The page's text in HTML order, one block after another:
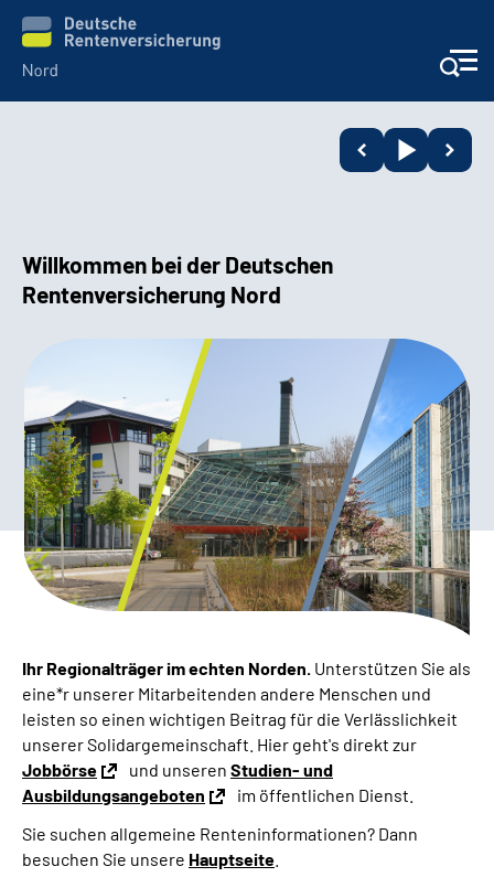
Beratung und Kontakt
Karriere
Über uns
Online-Services
Inhalte in Gebärdensprache (DGS)
Suche
Mein Kundenportal
Willkommen bei der Deutschen
Rentenversicherung Nord
Ihr Regionalträger im echten Norden. Unterstützen Sie als
eine*r unserer Mitarbeitenden andere Menschen und
leisten so einen wichtigen Beitrag für die Verlässlichkeit
unserer Solidargemeinschaft. Hier geht's direkt zur
Jobbörse
und unseren Studien- und
Ausbildungsangeboten
im öffentlichen Dienst.
Sie suchen allgemeine Renteninformationen? Dann
besuchen Sie unsere Hauptseite